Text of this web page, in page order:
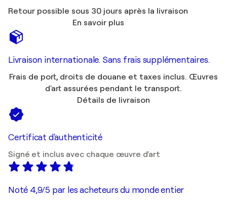
Retour possible sous 30 jours après la livraison
En savoir plus
Livraison internationale. Sans frais supplémentaires.
Frais de port, droits de douane et taxes inclus. Œuvres
d'art assurées pendant le transport.
Détails de livraison
Certificat d'authenticité
Signé et inclus avec chaque œuvre d'art
Noté 4,9/5 par les acheteurs du monde entier